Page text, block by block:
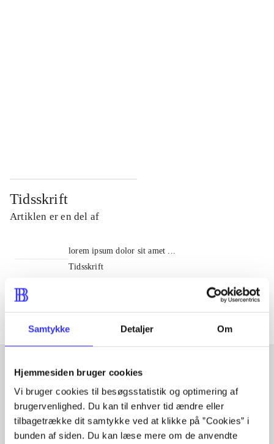
Samtykke Detaljer Om
Hjemmesiden bruger cookies
Vi bruger cookies til besøgsstatistik og optimering af
brugervenlighed. Du kan til enhver tid ændre eller
tilbagetrække dit samtykke ved at klikke på ”Cookies” i
bunden af siden. Du kan læse mere om de anvendte
Tidsskrift
Artiklen er en del af
lorem ipsum dolor sit amet ...
Tidsskrift
Artiklerne i
Artikler med samme emner
Fra